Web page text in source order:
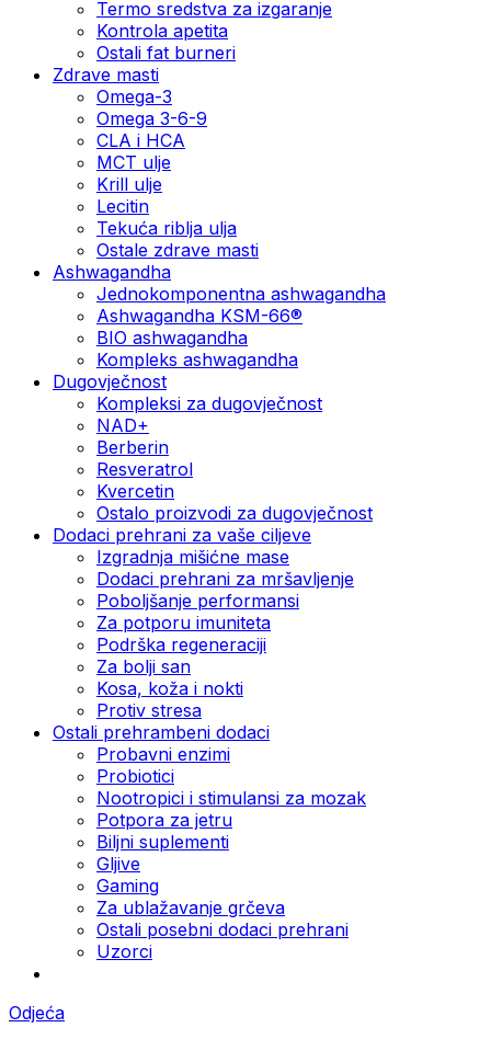
Termo sredstva za izgaranje
Kontrola apetita
Ostali fat burneri
Zdrave masti
Omega-3
Omega 3-6-9
CLA i HCA
MCT ulje
Krill ulje
Lecitin
Tekuća riblja ulja
Ostale zdrave masti
Ashwagandha
Jednokomponentna ashwagandha
Ashwagandha KSM-66®
BIO ashwagandha
Kompleks ashwagandha
Dugovječnost
Kompleksi za dugovječnost
NAD+
Berberin
Resveratrol
Kvercetin
Ostalo proizvodi za dugovječnost
Dodaci prehrani za vaše ciljeve
Izgradnja mišićne mase
Dodaci prehrani za mršavljenje
Poboljšanje performansi
Za potporu imuniteta
Podrška regeneraciji
Za bolji san
Kosa, koža i nokti
Protiv stresa
Ostali prehrambeni dodaci
Probavni enzimi
Probiotici
Nootropici i stimulansi za mozak
Potpora za jetru
Biljni suplementi
Gljive
Gaming
Za ublažavanje grčeva
Ostali posebni dodaci prehrani
Uzorci
Odjeća